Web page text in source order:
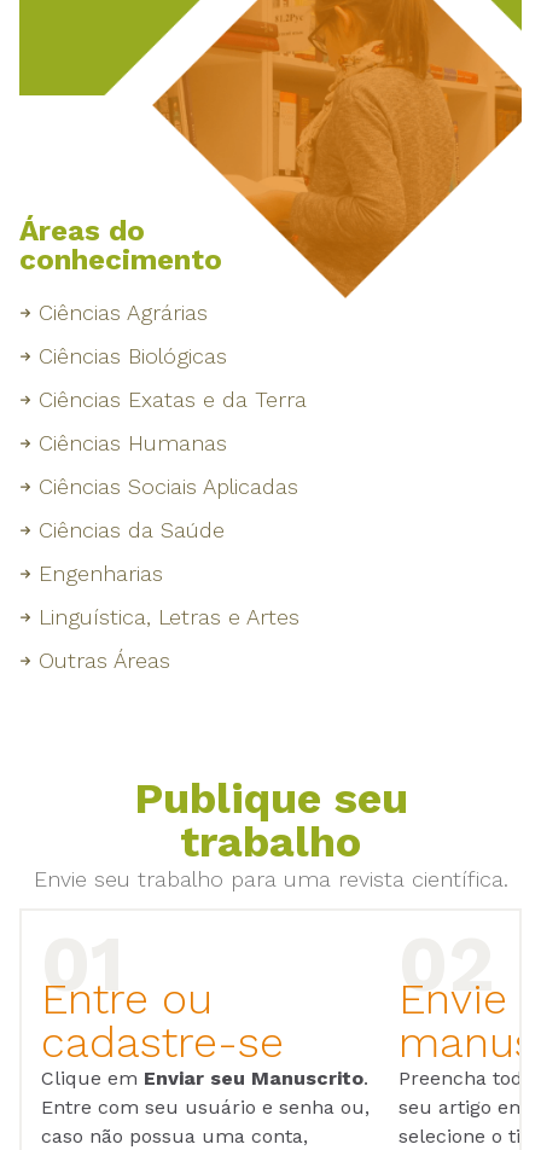
Áreas do
conhecimento
Ciências Agrárias
Ciências Biológicas
Ciências Exatas e da Terra
Ciências Humanas
Ciências Sociais Aplicadas
Ciências da Saúde
Engenharias
Linguística, Letras e Artes
Outras Áreas
Publique seu
trabalho
Envie seu trabalho para uma revista científica.
Entre ou
cadastre-se
Clique em Enviar seu Manuscrito.
Entre com seu usuário e senha ou,
caso não possua uma conta,
Envie
Preencha
seu artigo em
selecione o